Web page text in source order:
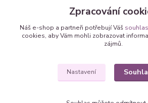
Zboží zařazeno v kategoriích
Prsteny
Prsteny se SWAROVSKI krystaly
Zpracování
Náš e-shop a partneři potřebují Váš souhlas
cookies, aby Vám mohli zobrazovat
zájmů.
Nastavení